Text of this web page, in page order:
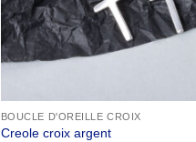
BOUCLE D'OREILLE CROIX
Creole croix argent